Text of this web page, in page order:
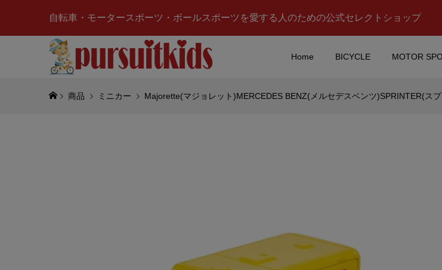
自転車・モータースポーツ・ボールスポーツを愛する人のための公式セレクトショップ
Home BICYCLE MOTOR
(税込)
商品 ミニカー Majorette(マジョレット)MERCEDES BENZ(メルセデスベンツ)SPRINTER(ス